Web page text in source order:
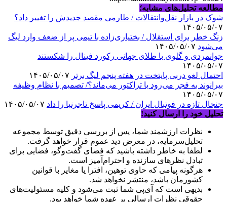
مطالعه تحلیل‌های مشابه؛
شوک در بازار نقل‌وانتقالات / طارمی مقصد جدیدش را تغییر داد؟
۱۴۰۵/۰۵/۰۷
زنگ خطر برای استقلال / بختیاری‌زاده با تیمی پر از ضعف وارد لیگ
می‌شود
جوانمردی و گلوی با طلای جهانی رکورد فینال را شکستند
۱۴۰۵/۰۵/۰۷
احتمال لغو دربی پایتخت در هفته پنجم لیگ برتر
بیرانوند به فجر می‌رود یا تراکتور می‌ماند؟/ تصمیم با نظام وظیفه
۱۴۰۵/۰۵/۰۷
جنجال تازه در فوتبال ایران / کریمی پاسخ تاجرنیا را داد
تحلیل خود را ارسال کنید!
نظرات ارزشمند شما، پس از بررسی دقیق توسط مجموعه
تحلیل‌سرمایه، در معرض دید عموم قرار خواهد گرفت.
لطفا به خاطر داشته باشید که فضای گفت‌وگو، فضایی برای
تبادل نظرهای سازنده و احترام‌آمیز است.
هرگونه پیامی که حاوی توهین، افترا یا مغایر با قوانین
کشورمان باشد، منتشر نخواهد شد.
بدیهی است که آی‌پی شما ثبت می‌شود و کلیه مسئولیت‌های
حقوقی نظرات ارسالی بر عهده شما خواهد بود.